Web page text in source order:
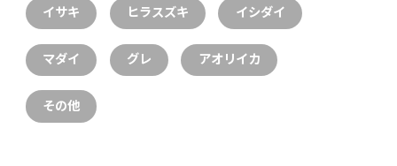
イサキ ヒラスズキ イシダイ
マダイ グレ アオリイカ
その他